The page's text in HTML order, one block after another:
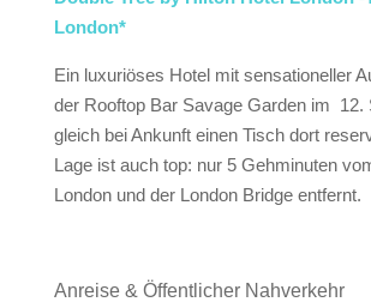
London*
Ein luxuriöses Hotel mit sensationeller
der Rooftop Bar Savage Garden im 12.
gleich bei Ankunft einen Tisch dort
Lage ist auch top: nur 5 Gehminuten
London und der London Bridge entfernt.
Anreise & Öffentlicher Nahverkehr